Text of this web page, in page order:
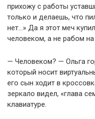
прихожу с работы
только и делаешь, что
нет…» Да я этот меч
человеком, а не рабом на
— Человеком? — Ольга
который носит
его сын ходит в
зеркало видел, «глава
клавиатуре.